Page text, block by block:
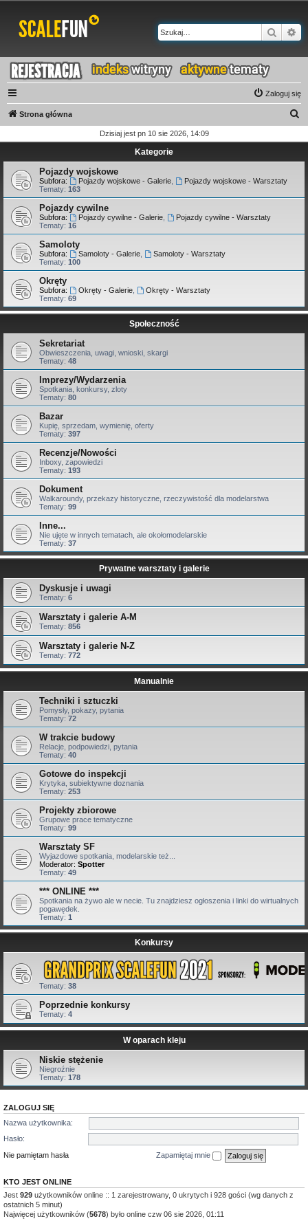
Szukaj
Zaloguj się
Strona główna
k
j
Dzisiaj jest pn 10 sie 2026, 14:09
Kategorie
Pojazdy wojskowe
Subfora: Pojazdy wojskowe - Galerie,
Pojazdy wojskowe - Warsztaty
Tematy: 163
Pojazdy cywilne
Subfora: Pojazdy cywilne - Galerie,
Pojazdy cywilne - Warsztaty
Tematy: 16
Samoloty
Subfora: Samoloty - Galerie,
Samoloty - Warsztaty
Tematy: 100
Okręty
Subfora: Okręty - Galerie,
Okręty - Warsztaty
Tematy: 69
Społeczność
Sekretariat
Obwieszczenia, uwagi, wnioski, skargi
Tematy: 48
Imprezy/Wydarzenia
Spotkania, konkursy, zloty
Tematy: 80
Bazar
Kupię, sprzedam, wymienię, oferty
Tematy: 397
Recenzje/Nowości
Inboxy, zapowiedzi
Tematy: 193
Dokument
Walkaroundy, przekazy historyczne, rzeczywistość dla modelarstwa
Tematy: 99
Inne...
Nie ujęte w innych tematach, ale okołomodelarskie
Tematy: 37
Prywatne warsztaty i galerie
Dyskusje i uwagi
Tematy: 6
Warsztaty i galerie A-M
Tematy: 856
Warsztaty i galerie N-Z
Tematy: 772
Manualnie
Techniki i sztuczki
Pomysły, pokazy, pytania
Tematy: 72
W trakcie budowy
Relacje, podpowiedzi, pytania
Tematy: 40
Gotowe do inspekcji
Krytyka, subiektywne doznania
Tematy: 253
Projekty zbiorowe
Grupowe prace tematyczne
Tematy: 99
Warsztaty SF
Wyjazdowe spotkania, modelarskie też...
Moderator: Spotter
Tematy: 49
*** ONLINE ***
Spotkania na żywo ale w necie. Tu znajdziesz ogłoszenia i linki do wirtualnych
pogawędek.
Tematy: 1
Konkursy
Tematy: 38
Poprzednie konkursy
Tematy: 4
W oparach kleju
Niskie stężenie
Niegroźnie
Tematy: 178
ZALOGUJ SIĘ
Nazwa użytkownika:
Hasło:
Nie pamiętam hasła
Zapamiętaj mnie
KTO JEST ONLINE
Jest 929 użytkowników online :: 1 zarejestrowany, 0 ukrytych i 928 gości (wg danych z
ostatnich 5 minut)
Najwięcej użytkowników (5678) było online czw 06 sie 2026, 01:11